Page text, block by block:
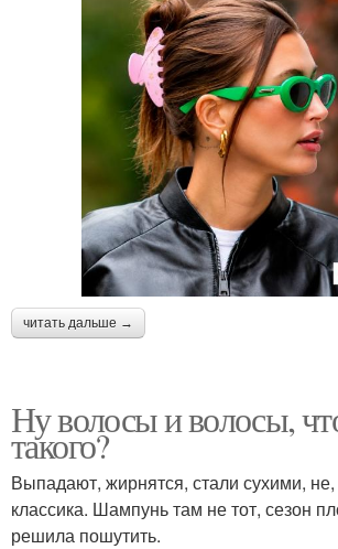
читать дальше →
Ну волосы и волосы,
такого?
Выпадают, жирнятся, стали сухими,
классика. Шампунь там не тот, сезон
решила пошутить.